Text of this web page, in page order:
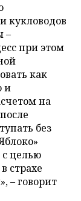
кукловодов
–
при этом
как
и
на
без
целью
страхе
– говорит